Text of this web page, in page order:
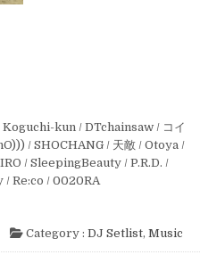
kun / DTchainsaw / コイ
/ SHOCHANG / 天敵 / Otoya /
/ SleepingBeauty / P.R.D. /
/ Re:co / 0020RA
Category : DJ Setlist, Music